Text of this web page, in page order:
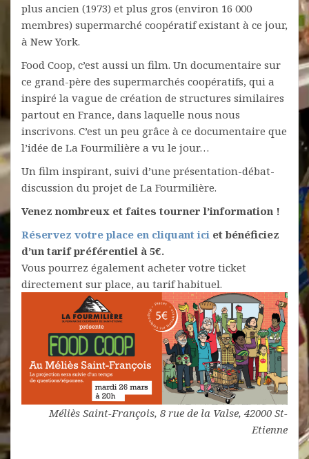
plus ancien (1973) et plus gros (environ 16 000
membres) supermarché coopératif existant à ce jour,
à New York.
Food Coop, c’est aussi un film. Un documentaire sur
ce grand-père des supermarchés coopératifs, qui a
inspiré la vague de création de structures similaires
partout en France, dans laquelle nous nous
inscrivons. C’est un peu grâce à ce documentaire que
l’idée de La Fourmilière a vu le jour…
Un film inspirant, suivi d’une présentation-débat-
discussion du projet de La Fourmilière.
Venez nombreux et faites tourner l’information !
Réservez votre place en cliquant ici et bénéficiez
d’un tarif préférentiel à 5€.
Vous pourrez également acheter votre ticket
directement sur place, au tarif habituel.
Méliès Saint-François, 8 rue de la Valse, 42000 St-
Etienne